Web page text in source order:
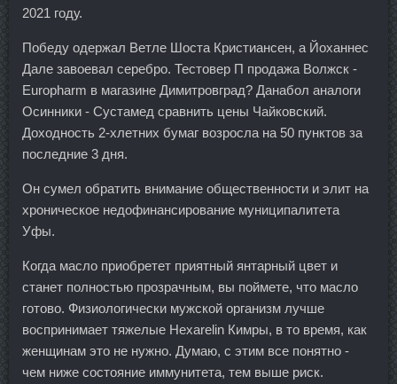
2021 году.
Победу одержал Ветле Шоста Кристиансен, а Йоханнес
Дале завоевал серебро. Тестовер П продажа Волжск -
Europharm в магазине Димитровград? Данабол аналоги
Осинники - Сустамед сравнить цены Чайковский.
Доходность 2-хлетних бумаг возросла на 50 пунктов за
последние 3 дня.
Он сумел обратить внимание общественности и элит на
хроническое недофинансирование муниципалитета
Уфы.
Когда масло приобретет приятный янтарный цвет и
станет полностью прозрачным, вы поймете, что масло
готово. Физиологически мужской организм лучше
воспринимает тяжелые Hexarelin Кимры, в то время, как
женщинам это не нужно. Думаю, с этим все понятно -
чем ниже состояние иммунитета, тем выше риск.